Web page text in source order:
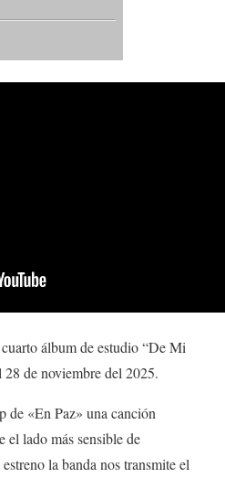
álbum de estudio“De Mi
28 de noviembre del 2025.
de «En Paz» una canción
el lado más sensible de
la banda nos transmite el